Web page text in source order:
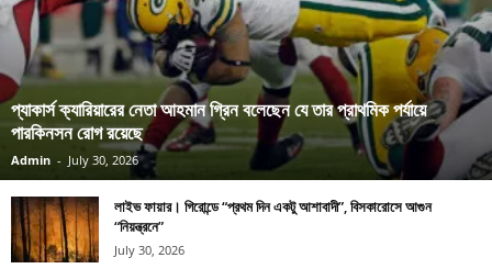
প্যাকার্স ক্যারিয়ারের নেতা আহমান গ্রিন বলেছেন যে তার প্রাথমিক পর্যায়ে
পারকিনসন রোগ রয়েছে
Admin - July 30, 2026
লাইভ ফায়ার। গিরোন্ডে “প্রথম দিন একটু আশাবাদী”, বিসকারোসে আগুন
“নিয়ন্ত্রনে”
July 30, 2026